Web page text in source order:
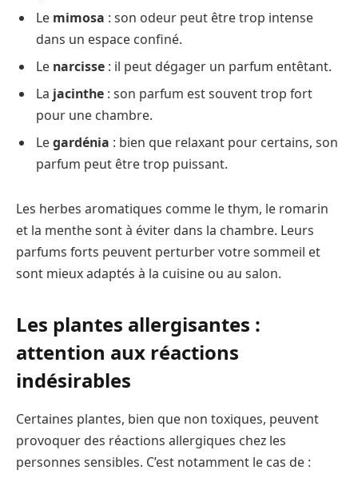
Le mimosa : son odeur peut être trop intense
dans un espace confiné.
Le narcisse : il peut dégager un parfum entêtant.
La jacinthe : son parfum est souvent trop fort
pour une chambre.
Legardénia : bien que relaxant pour certains, son
parfum peut être trop puissant.
Les herbes aromatiques comme le thym, le romarin
et la menthe sont à éviter dans la chambre. Leurs
parfums forts peuvent perturber votre sommeil et
sont mieux adaptés à la cuisine ou au salon.
Les plantes allergisantes :
attention aux réactions
indésirables
Certaines plantes, bien que non toxiques, peuvent
provoquer des réactions allergiques chez les
personnes sensibles. C’est notamment le cas de :